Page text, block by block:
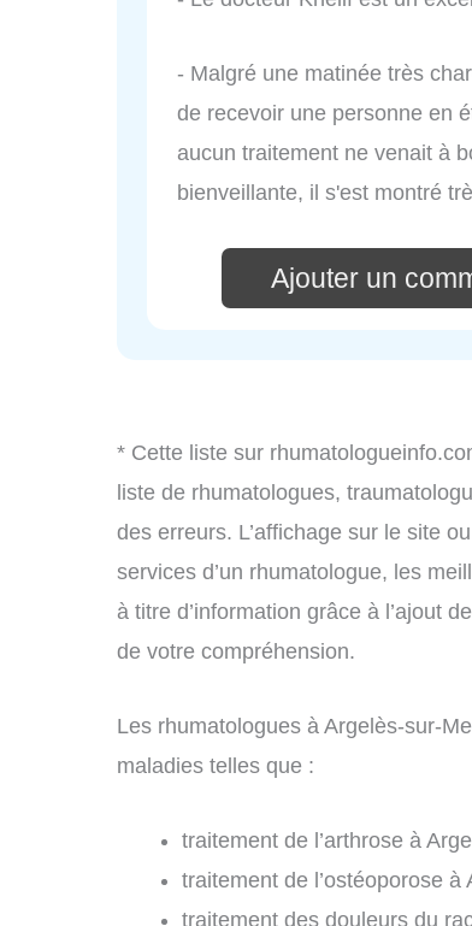
- Malgré une matinée très
de recevoir une personne en
aucun traitement ne venait à
bienveillante, il s'est montré
Ajouter un
* Cette liste sur
liste de rhumatologues,
des erreurs. L’affichage sur le site
services d’un rhumatologue, les
à titre d’information grâce à l’ajout
de votre compréhension.
Les rhumatologues à Argelès-sur-
maladies telles que :
traitement de l’arthrose à
traitement de l’ostéoporose à
traitement des douleurs du